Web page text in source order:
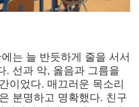
는 늘 반듯하게 줄을 서서
. 선과 악, 옳음과 그름을
이었다. 매끄러운 목소리
분명하고 명확했다. 친구